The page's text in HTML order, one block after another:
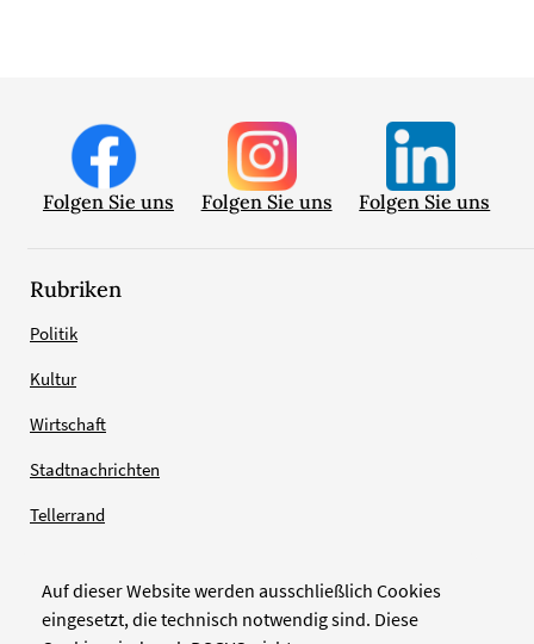
Auf dieser Website werden ausschließlich Cookies
eingesetzt, die technisch notwendig sind. Diese
Folgen Sie uns Folgen Sie uns Folgen Sie uns
Rubriken
Politik
Kultur
Wirtschaft
Stadtnachrichten
Tellerrand
Verlag